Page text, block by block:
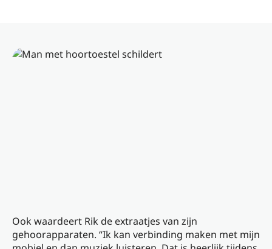
Ook waardeert Rik de extraatjes van zijn
gehoorapparaten. “Ik kan verbinding maken met mijn